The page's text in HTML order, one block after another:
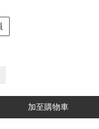
加至購物車